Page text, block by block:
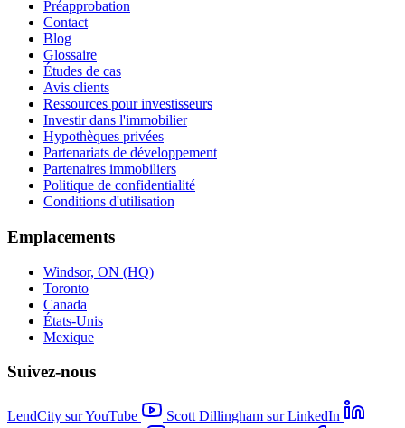
Préapprobation
Contact
Blog
Glossaire
Études de cas
Avis clients
Ressources pour investisseurs
Investir dans l'immobilier
Hypothèques privées
Partenariats de développement
Partenaires immobiliers
Politique de confidentialité
Conditions d'utilisation
Emplacements
Windsor, ON (HQ)
Toronto
Canada
États-Unis
Mexique
Suivez-nous
LendCity sur YouTube
Scott Dillingham sur LinkedIn